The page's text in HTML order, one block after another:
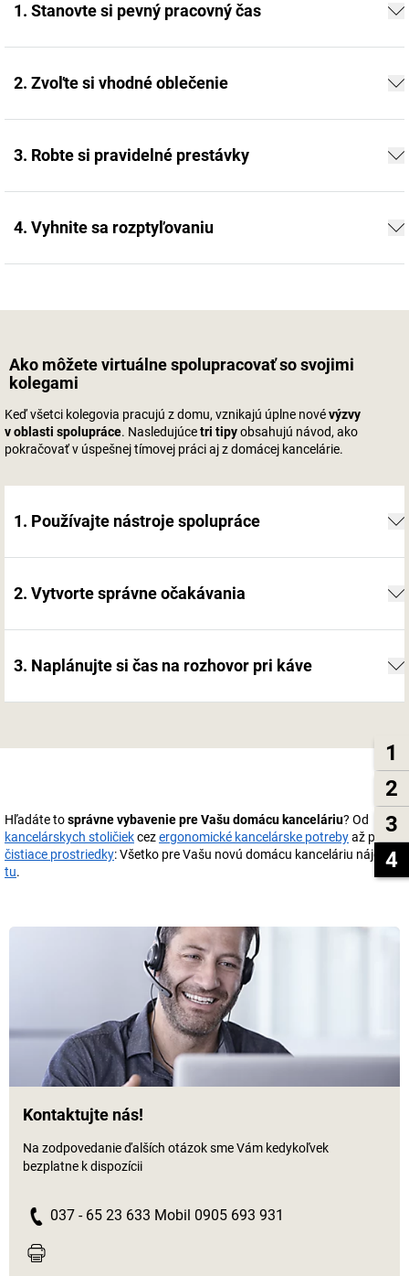
1
2
3
4
1. Stanovte si pevný pracovný čas
2. Zvoľte si vhodné oblečenie
3. Robte si pravidelné prestávky
4. Vyhnite sa rozptyľovaniu
Ako môžete virtuálne spolupracovať so svojimi
kolegami
Keď všetci kolegovia pracujú z domu, vznikajú úplne novévýzvy
v oblasti spolupráce. Nasledujúcetri tipyobsahujú návod, ako
pokračovať v úspešnej tímovej práci aj z domácej kancelárie.
1. Používajte nástroje spolupráce
2. Vytvorte správne očakávania
3. Naplánujte si čas na rozhovor pri káve
Hľadáte tosprávne vybavenie pre Vašu domácu kanceláriu? Od
kancelárskych stoličiekcezergonomické kancelárske potrebyaž po
čistiace prostriedky: Všetko pre Vašu novú domácu kanceláriu nájdete
tu.
Kontaktujte nás!
Na zodpovedanie ďalších otázok sme Vám kedykoľvek
bezplatne k dispozícii
037 - 65 23 633 Mobil 0905 693 931